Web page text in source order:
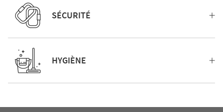
SÉCURITÉ
HYGIÈNE